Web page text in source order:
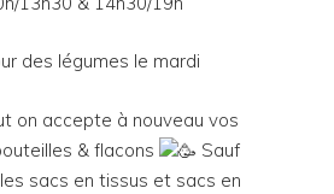
des légumes le mardi
on accepte à nouveau vos
& flacons
Sauf
sacs en tissus et sacs en